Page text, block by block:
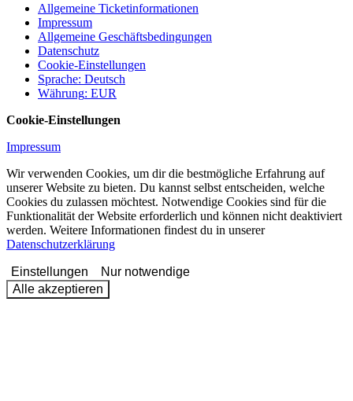
Allgemeine Ticketinformationen
Impressum
Allgemeine Geschäftsbedingungen
Datenschutz
Cookie-Einstellungen
Sprache: Deutsch
Währung: EUR
Cookie-Einstellungen
Impressum
Wir verwenden Cookies, um dir die bestmögliche Erfahrung auf
unserer Website zu bieten. Du kannst selbst entscheiden, welche
Cookies du zulassen möchtest. Notwendige Cookies sind für die
Funktionalität der Website erforderlich und können nicht deaktiviert
werden. Weitere Informationen findest du in unserer
Datenschutzerklärung
Einstellungen
Nur notwendige
Alle akzeptieren